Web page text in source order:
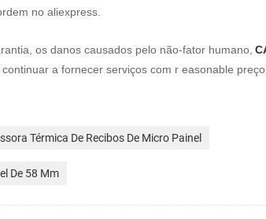
no aliexpress.
os danos causados pelo não-fator humano,
a fornecer serviços com reasonable preço
Térmica De Recibos De Micro Painel
De 58 Mm